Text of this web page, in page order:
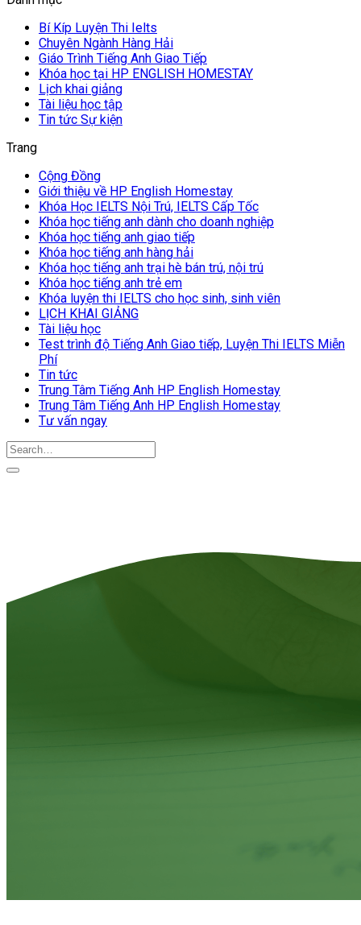
Bí Kíp Luyện Thi Ielts
Chuyên Ngành Hàng Hải
Giáo Trình Tiếng Anh Giao Tiếp
Khóa học tại HP ENGLISH HOMESTAY
Lịch khai giảng
Tài liệu học tập
Tin tức Sự kiện
Trang
Cộng Đồng
Giới thiệu về HP English Homestay
Khóa Học IELTS Nội Trú, IELTS Cấp Tốc
Khóa học tiếng anh dành cho doanh nghiệp
Khóa học tiếng anh giao tiếp
Khóa học tiếng anh hàng hải
Khóa học tiếng anh trại hè bán trú, nội trú
Khóa học tiếng anh trẻ em
Khóa luyện thi IELTS cho học sinh, sinh viên
LỊCH KHAI GIẢNG
Tài liệu học
Test trình độ Tiếng Anh Giao tiếp, Luyện Thi IELTS Miễn
Phí
Tin tức
Trung Tâm Tiếng Anh HP English Homestay
Trung Tâm Tiếng Anh HP English Homestay
Tư vấn ngay